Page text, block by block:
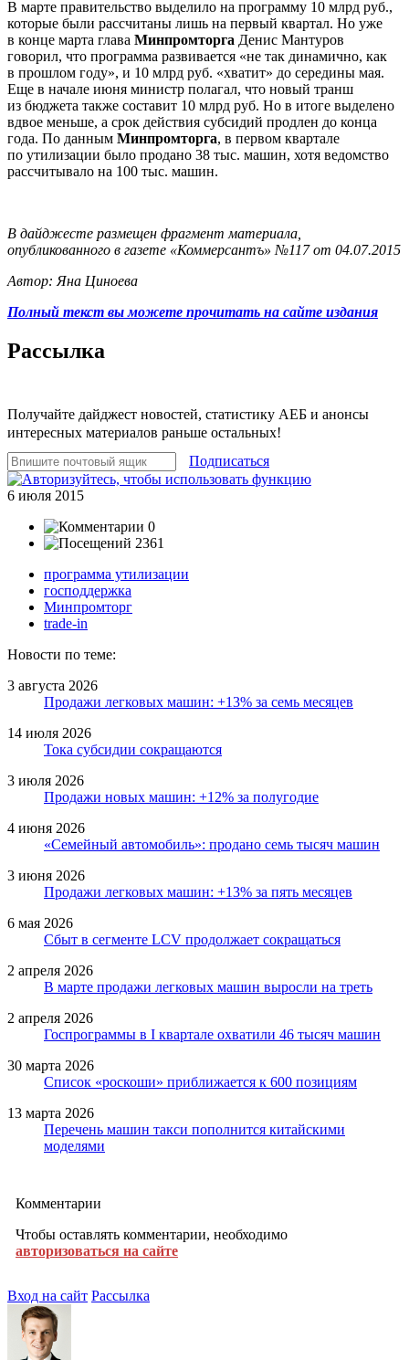
В марте правительство выделило на программу 10 млрд руб.,
которые были рассчитаны лишь на первый квартал. Но уже
в конце марта глава Минпромторга Денис Мантуров
говорил, что программа развивается «не так динамично, как
в прошлом году», и 10 млрд руб. «хватит» до середины мая.
Еще в начале июня министр полагал, что новый транш
из бюджета также составит 10 млрд руб. Но в итоге выделено
вдвое меньше, а срок действия субсидий продлен до конца
года. По данным Минпромторга, в первом квартале
по утилизации было продано 38 тыс. машин, хотя ведомство
рассчитывало на 100 тыс. машин.
В дайджесте размещен фрагмент материала,
опубликованного в газете «Коммерсантъ» №117 от 04.07.2015
Автор: Яна Циноева
Полный текст вы можете прочитать на сайте издания
Рассылка
Получайте дайджест новостей, статистику АЕБ и анонсы
интересных материалов раньше остальных!
Подписаться
6 июля 2015
0
2361
программа утилизации
господдержка
Минпромторг
trade-in
Новости по теме:
3 августа 2026
Продажи легковых машин: +13% за семь месяцев
14 июля 2026
Тока субсидии сокращаются
3 июля 2026
Продажи новых машин: +12% за полугодие
4 июня 2026
«Семейный автомобиль»: продано семь тысяч машин
3 июня 2026
Продажи легковых машин: +13% за пять месяцев
6 мая 2026
Сбыт в сегменте LCV продолжает сокращаться
2 апреля 2026
В марте продажи легковых машин выросли на треть
2 апреля 2026
Госпрограммы в I квартале охватили 46 тысяч машин
30 марта 2026
Список «роскоши» приближается к 600 позициям
13 марта 2026
Перечень машин такси пополнится китайскими
моделями
Комментарии
Чтобы оставлять комментарии, необходимо
авторизоваться на сайте
Вход на сайт Рассылка